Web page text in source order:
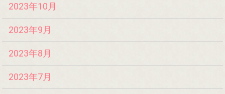
2023年10月
2023年9月
2023年8月
2023年7月